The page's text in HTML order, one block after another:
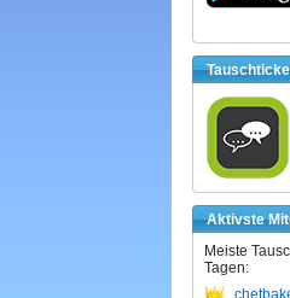
Aktivste
Meiste
Tagen: